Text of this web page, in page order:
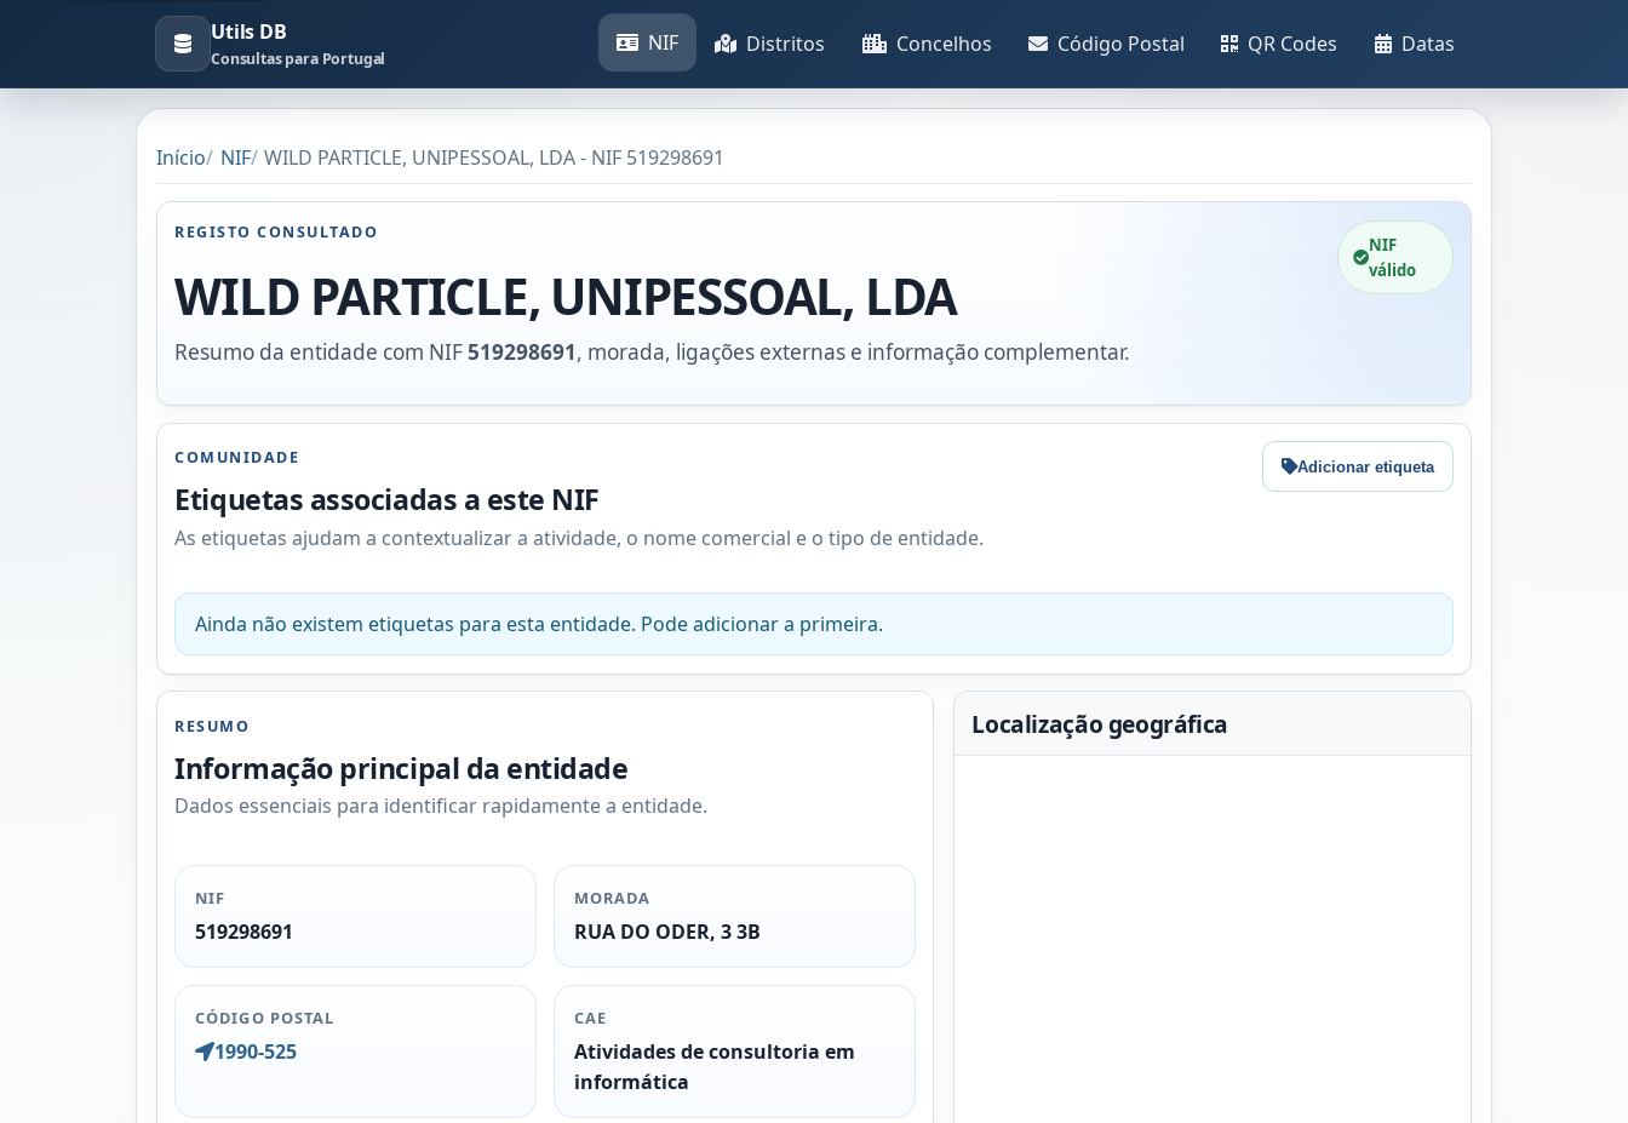
Utils DB
Consultas para Portugal
NIF Distritos Concelhos Código Postal QR Codes Datas
Início NIF WILD PARTICLE, UNIPESSOAL, LDA - NIF 519298691
REGISTO CONSULTADO
WILD PARTICLE, UNIPESSOAL, LDA
Resumo da entidade com NIF519298691, morada, ligações externas e informação complementar.
NIF
válido
COMUNIDADE
Etiquetas associadas a este NIF
As etiquetas ajudam a contextualizar a atividade, o nome comercial e o tipo de entidade.
Adicionar etiqueta
Ainda não existem etiquetas para esta entidade. Pode adicionar a primeira.
RESUMO
Informação principal da entidade
Dados essenciais para identificar rapidamente a entidade.
NIF
519298691
MORADA
RUA DO ODER, 3 3B
CÓDIGO POSTAL
1990-525
CAE
Atividades de consultoria em
informática
Localização geográfica